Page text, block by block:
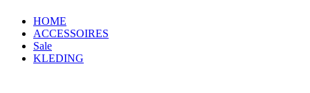
HOME
ACCESSOIRES
Sale
KLEDING